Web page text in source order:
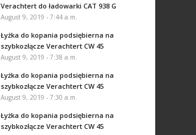
Verachtert do ładowarki CAT 938 G
August 9, 2019 - 7:44 a.m.
Łyżka do kopania podsiębierna na
szybkozłącze Verachtert CW 45
August 9, 2019 - 7:38 a.m.
Łyżka do kopania podsiębierna na
szybkozłącze Verachtert CW 45
August 9, 2019 - 7:30 a.m.
Łyżka do kopania podsiębierna na
szybkozłącze Verachtert CW 45